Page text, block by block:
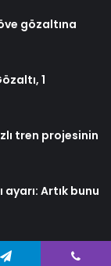
gözaltına
1
tren projesinin
Artık bunu